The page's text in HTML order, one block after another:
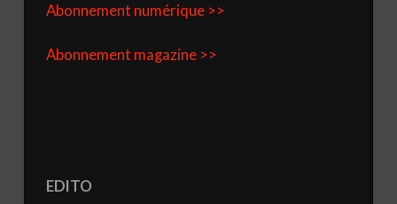
Abonnement numérique >>
Abonnement magazine >>
EDITO